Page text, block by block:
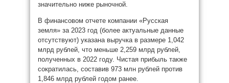
значительно ниже рыночной.
В финансовом отчете компании «Русская
земля» за 2023 год (более актуальные данные
отсутствуют) указана выручка в размере 1,042
млрд рублей, что меньше 2,259 млрд рублей,
полученных в 2022 году. Чистая прибыль также
сократилась, составив 973 млн рублей против
1,846 млрд рублей годом ранее.